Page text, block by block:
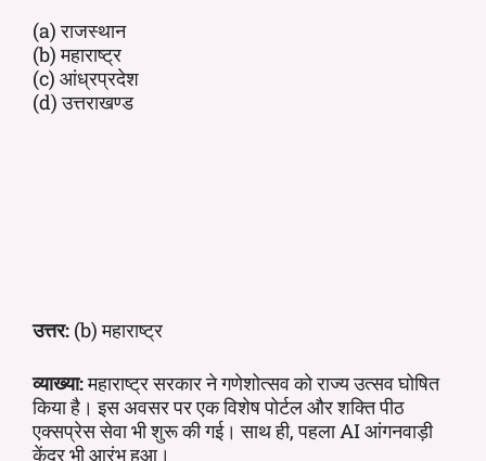
(a) राजस्थान
(b) महाराष्ट्र
(c) आंध्रप्रदेश
(d) उत्तराखण्ड
उत्तर: (b) महाराष्ट्र
व्याख्या:महाराष्ट्र सरकार ने गणेशोत्सव को राज्य उत्सव घोषित
किया है। इस अवसर पर एक विशेष पोर्टल और शक्ति पीठ
एक्सप्रेस सेवा भी शुरू की गई। साथ ही, पहला AI आंगनवाड़ी
केंद्र भी आरंभ हुआ।